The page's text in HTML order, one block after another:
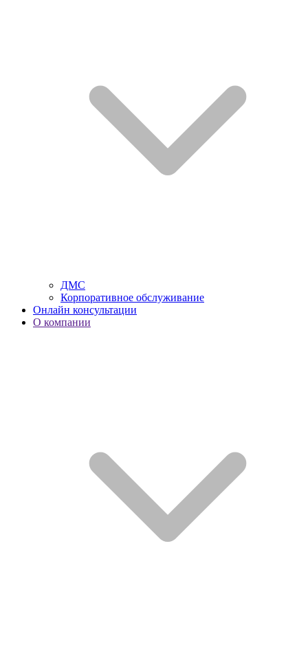
ДМС
Корпоративное обслуживание
Онлайн консультации
О компании